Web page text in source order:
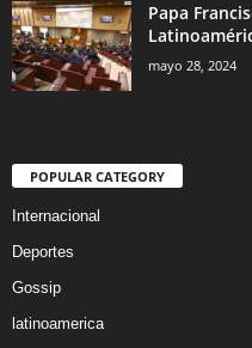
Papa
mayo 28, 2024
POPULAR CATEGORY
Internacional
Deportes
Gossip
latinoamerica